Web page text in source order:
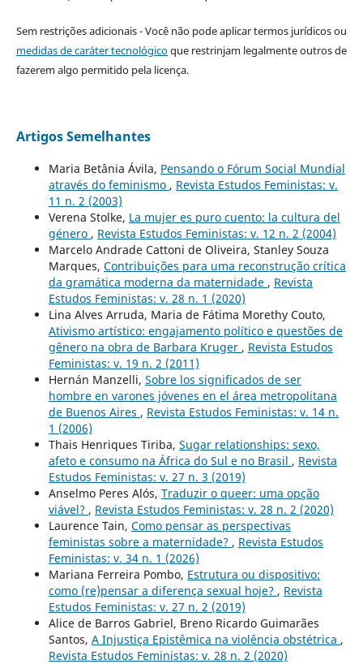
Sem restrições adicionais - Você não pode aplicar termos jurídicos ou
medidas de caráter tecnológicoque restrinjam legalmente outros de
fazerem algo permitido pela licença.
Artigos Semelhantes
Maria Betânia Ávila, Pensando o Fórum Social Mundial
através do feminismo , Revista Estudos Feministas: v.
11 n. 2 (2003)
Verena Stolke, La mujer es puro cuento: la cultura del
género , Revista Estudos Feministas: v. 12 n. 2 (2004)
Marcelo Andrade Cattoni de Oliveira, Stanley Souza
Marques, Contribuições para uma reconstrução crítica
da gramática moderna da maternidade , Revista
Estudos Feministas: v. 28 n. 1 (2020)
Lina Alves Arruda, Maria de Fátima Morethy Couto,
Ativismo artístico: engajamento político e questões de
gênero na obra de Barbara Kruger , Revista Estudos
Feministas: v. 19 n. 2 (2011)
Hernán Manzelli, Sobre los significados de ser
hombre en varones jóvenes en el área metropolitana
de Buenos Aires , Revista Estudos Feministas: v. 14 n.
1 (2006)
Thais Henriques Tiriba, Sugar relationships: sexo,
afeto e consumo na África do Sul e no Brasil , Revista
Estudos Feministas: v. 27 n. 3 (2019)
Anselmo Peres Alós, Traduzir o queer: uma opção
viável? , Revista Estudos Feministas: v. 28 n. 2 (2020)
Laurence Tain, Como pensar as perspectivas
feministas sobre a maternidade? , Revista Estudos
Feministas: v. 34 n. 1 (2026)
Mariana Ferreira Pombo, Estrutura ou dispositivo:
como (re)pensar a diferença sexual hoje? , Revista
Estudos Feministas: v. 27 n. 2 (2019)
Alice de Barros Gabriel, Breno Ricardo Guimarães
Santos, A Injustiça Epistêmica na violência obstétrica ,
Revista Estudos Feministas: v. 28 n. 2 (2020)